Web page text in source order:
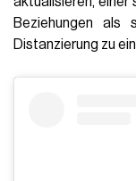
Beziehungen als
Distanzierung zu